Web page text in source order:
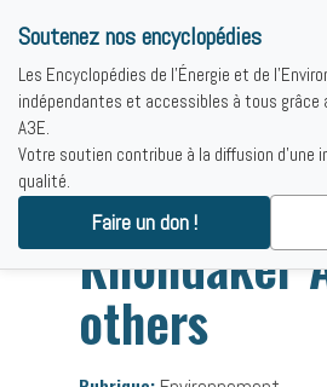
Bibliographies -
Khondaker
others
Soutenez nos encyclopédies
Les Encyclopédies de l'Énergie et de
indépendantes et accessibles à tous
A3E.
Votre soutien contribue à la diffusion d'une
qualité.
Faire un don !